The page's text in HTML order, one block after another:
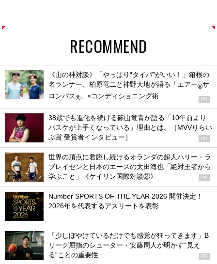
RECOMMEND
《山の神対談》「やっぱり“タイパ”がいい！」箱根の
名ランナー、柏原竜二と神野大地が語る「エアー®サ
ロンパス® 」×コンディショニング術 PR
38歳でも進化を続ける篠山竜青が語る「10年前より
バスケが上手くなっている」理由とは。［MVVりらい
ぶ賞 受賞者インタビュー］
PR
世界の頂点に君臨し続けるオランダの超人ハリー・ラ
ブレイセンと日本のエースの太田海也「絶対王者から
学ぶこと」《ケイリン国際対談②》
PR
Number SPORTS OF THE YEAR 2026 開催決定！
2026年を代表するアスリートを表彰
「少しぼやけているだけでも感覚が狂ってきます」B
リーグ屈指のシューター・安藤周人が明かす“見え
る”ことの重要性
PR